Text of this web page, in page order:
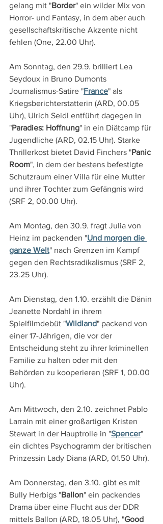
gelang mit "Border" ein wilder Mix von
Horror- und Fantasy, in dem aber auch
gesellschaftskritische Akzente nicht
fehlen (One, 22.00 Uhr).
Am Sonntag, den 29.9. brilliert Lea
Seydoux in Bruno Dumonts
Journalismus-Satire "France" als
Kriegsberichterstatterin (ARD, 00.05
Uhr), Ulrich Seidl entführt dagegen in
"Paradies: Hoffnung" in ein Diätcamp für
Jugendliche (ARD, 02.15 Uhr). Starke
Thrillerkost bietet David Finchers "Panic
Room", in dem der bestens befestigte
Schutzraum einer Villa für eine Mutter
und ihrer Tochter zum Gefängnis wird
(SRF 2, 00.00 Uhr).
Am Montag, den 30.9. fragt Julia von
Heinz im packenden "Und morgen die
ganze Welt" nach Grenzen im Kampf
gegen den Rechtsradikalismus (SRF 2,
23.25 Uhr).
Am Dienstag, den 1.10. erzählt die Dänin
Jeanette Nordahl in ihrem
Spielfilmdebüt "Wildland" packend von
einer 17-Jährigen, die vor der
Entscheidung steht zu ihrer kriminellen
Familie zu halten oder mit den
Behörden zu kooperieren (SRF 1, 00.00
Uhr).
Am Mittwoch, den 2.10. zeichnet Pablo
Larrain mit einer großartigen Kristen
Stewart in der Hauptrolle in "Spencer"
ein dichtes Psychogramm der britischen
Prinzessin Lady Diana (ARD, 01.50 Uhr).
Am Donnerstag, den 3.10. gibt es mit
Bully Herbigs "Ballon" ein packendes
Drama über eine Flucht aus der DDR
mittels Ballon (ARD, 18.05 Uhr), "Good